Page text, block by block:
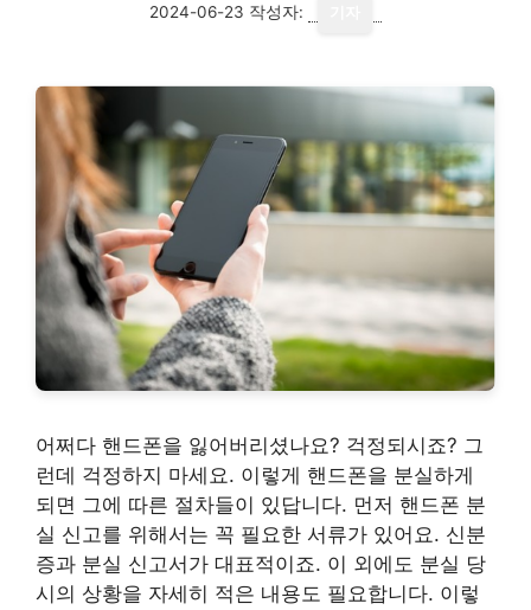
2024-06-23 작성자:
어쩌다 핸드폰을 잃어버리셨나요? 걱정되시죠? 그
런데 걱정하지 마세요. 이렇게 핸드폰을 분실하게
되면 그에 따른 절차들이 있답니다. 먼저 핸드폰 분
실 신고를 위해서는 꼭 필요한 서류가 있어요. 신분
증과 분실 신고서가 대표적이죠. 이 외에도 분실 당
시의 상황을 자세히 적은 내용도 필요합니다. 이렇